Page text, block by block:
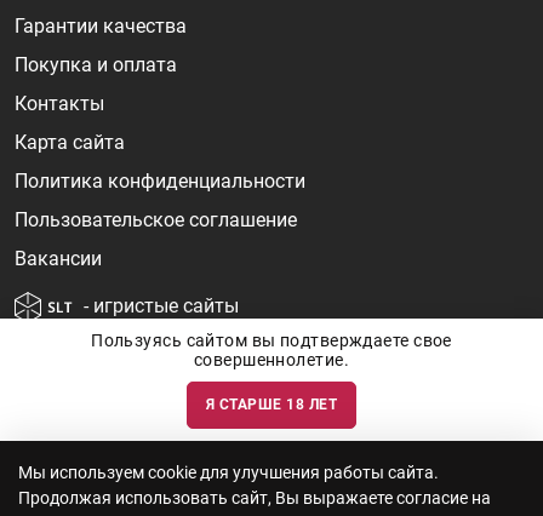
Гарантии качества
Покупка и оплата
Контакты
Карта сайта
Политика конфиденциальности
Пользовательское соглашение
Вакансии
- игристые сайты
Информация о ценах и наличии товаров носит ознакомительный
характер и может быть не точной. Цены на импортные товары особенно
актуальности наличия товаров и цен вы так же можете уточнить по
телефону+7 (812) 715 06-66с 11-22 ежедневно.
ООО "Винум" ИНН 7814473915, Лицензия на торговлю алкоголем: №
Пользуясь сайтом вы подтверждаете свое
совершеннолетие.
Я СТАРШЕ 18 ЛЕТ
Мы используем cookie для улучшения работы сайта.
Продолжая использовать сайт, Вы выражаете согласие на